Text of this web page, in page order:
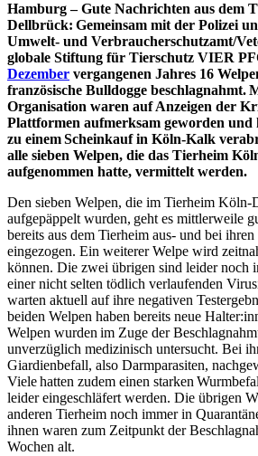
Hamburg –Gute Nachrichten aus dem
Dellbrück: Gemeinsam mit der Polizei
Umwelt- und Verbraucherschutzamt/
globale Stiftung für Tierschutz VIER
Dezember vergangenen Jahres 16
französische Bulldogge beschlagnahmt.
Organisation waren auf Anzeigen der
Plattformen aufmerksam geworden und
zu einem Scheinkauf in Köln-Kalk
alle sieben Welpen, die das Tierheim
aufgenommen hatte, vermittelt werden.
Den sieben Welpen, die im Tierheim
aufgepäppelt wurden, geht es mittlerweile
bereits aus dem Tierheim aus- und bei
eingezogen. Ein weiterer Welpe wird
können. Die zwei übrigen sind leider noch
einer nicht selten tödlich verlaufenden
warten aktuell auf ihre negativen
beiden Welpen haben bereits neue
Welpen wurden im Zuge der
unverzüglich medizinisch untersucht. Bei
Giardienbefall, also Darmparasiten,
Viele hatten zudem einen starken
leider eingeschläfert werden. Die übrigen
anderen Tierheim noch immer in
ihnen waren zum Zeitpunkt der
Wochen alt.